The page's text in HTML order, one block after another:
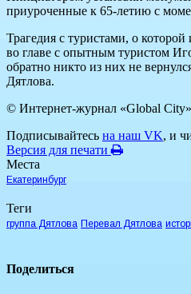
приуроченные к 65-летию с
Трагедия с туристами, о
во главе с опытным туристом
обратно никто из них не
Дятлова.
© Интернет-журнал «Global City»
Подписывайтесь на наш VK, и
Версия для печати
Места
Екатеринбург
Теги
группа Дятлова Перевал Дятлова
Поделиться